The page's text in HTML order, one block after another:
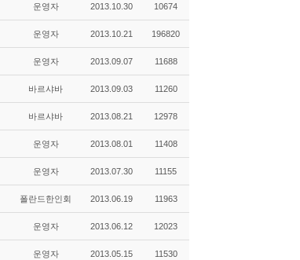
운영자 2013.10.30 10674
운영자 2013.10.21 196820
운영자 2013.09.07 11688
바르샤바 2013.09.03 11260
바르샤바 2013.08.21 12978
운영자 2013.08.01 11408
운영자 2013.07.30 11155
폴란드한인회 2013.06.19 11963
운영자 2013.06.12 12023
운영자 2013.05.15 11530